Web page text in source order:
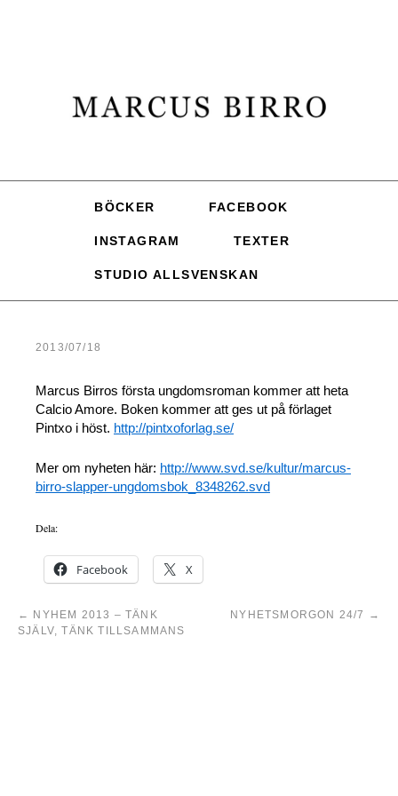
BÖCKER FACEBOOK
INSTAGRAM TEXTER
STUDIO ALLSVENSKAN
2013/07/18
Marcus Birros första ungdomsroman kommer att heta
Calcio Amore. Boken kommer att ges ut på förlaget
Pintxo i höst. http://pintxoforlag.se/
Mer om nyheten här: http://www.svd.se/kultur/marcus-
birro-slapper-ungdomsbok_8348262.svd
Dela:
Facebook X
←
NYHEM 2013 – TÄNK
SJÄLV, TÄNK TILLSAMMANS
NYHETSMORGON 24/7 →